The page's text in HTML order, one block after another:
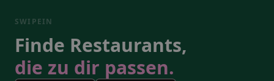
SWIPEIN
Finde Restaurants,
die zu dir passen.